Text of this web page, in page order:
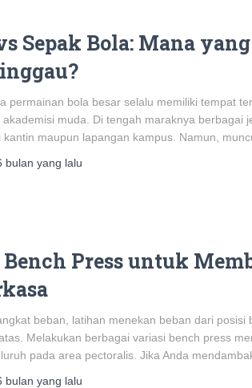
Sepak Bola: Mana
permainan bola besar selalu memiliki tempat
akademisi muda. Di tengah maraknya
kantin maupun lapangan kampus. Namun,
bulan yang lalu
Press untuk
beban, latihan menekan beban dari
Melakukan berbagai variasi bench press
pada area pectoralis. Jika Anda
bulan yang lalu